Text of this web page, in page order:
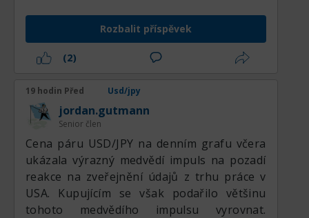
Rozbalit příspěvek
(2)
19 hodin Před Usd/jpy
jordan.gutmann
Senior člen
Cena páru USD/JPY na denním grafu včera
ukázala výrazný medvědí impuls na pozadí
reakce na zveřejnění údajů z trhu práce v
USA. Kupujícím se však podařilo většinu
tohoto medvědího impulsu vyrovnat.